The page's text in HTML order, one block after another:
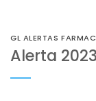
GL ALERTAS
Alerta